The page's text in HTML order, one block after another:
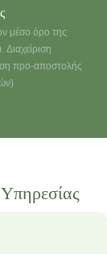
μέσο όρο της
προ-αποστολής